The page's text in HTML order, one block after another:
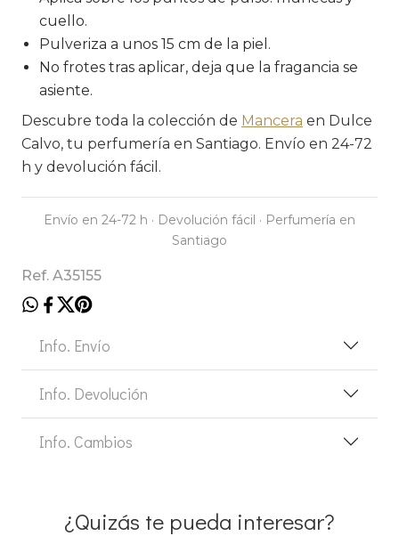
cuello.
Pulveriza a unos 15 cm de la piel.
No frotes tras aplicar, deja que la fragancia se
asiente.
Descubre toda la colección de Mancera en Dulce
Calvo, tu perfumería en Santiago. Envío en 24-72
h y devolución fácil.
Envío en 24-72 h · Devolución fácil · Perfumería en
Santiago
Ref. A35155
Info. Envío
Info. Devolución
Info. Cambios
¿Quizás te pueda interesar?